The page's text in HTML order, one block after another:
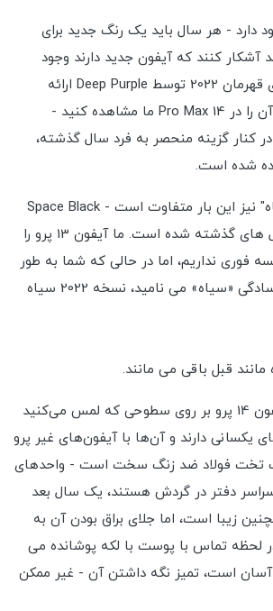
- هر سال باید یک رنگ جدید برای
کنند که آیفون جدید دارند وجود
داشته باشد. رنگ‌های قهرمان 2022 توسط Deep Purple ارائه
می‌شود، و می‌توانید آن را در 14 Pro Max ما مشاهده کنید -
کنار گزینه منحصر به فرد سال گذشته،
از نظر فنی، نوع "سیاه" نیز این بار متفاوت است - Space Black
جایگزین گرافیت سال های گذشته شده است. ما آیفون 13 پرو را
فوری نداریم، اما در حالی که شما به طور
معمول هر یک را به سادگی «سیاه» می نامید، نسخه 2022 سیاه
مانند قبل باقی می مانند.
صرف نظر از رنگ، آیفون 14 پرو بر روی سطوحی که لمس می‌کنید
یکسانی دارند و آن‌ها با آیفون‌های غیر پرو
تخت فولاد ضد زنگ سخت است - واحدهای
که در سراسر دفتر در گردش هستند، یک سال بعد
زیبا است، اما جلای براق بودن آن به
لحظه تماس با پوست با لکه پوشانده می
است، تمیز نگه داشتن آن - غیر ممکن